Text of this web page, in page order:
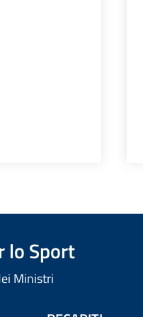
lo Sport
Ministri